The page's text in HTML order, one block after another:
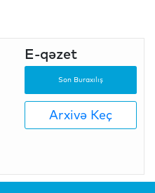
E-qəzet
Son Buraxılış
Arxivə Keç